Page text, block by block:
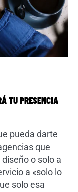
TU PRESENCIA
pueda darte
que
o solo a
a «solo lo
solo esa